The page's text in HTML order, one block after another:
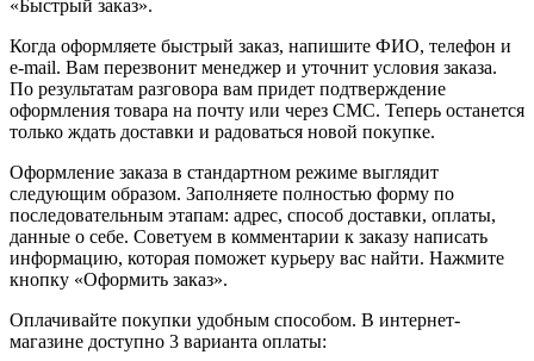
«Быстрый заказ».
Когда оформляете быстрый заказ, напишите ФИО, телефон и
e-mail. Вам перезвонит менеджер и уточнит условия заказа.
По результатам разговора вам придет подтверждение
оформления товара на почту или через СМС. Теперь останется
только ждать доставки и радоваться новой покупке.
Оформление заказа в стандартном режиме выглядит
следующим образом. Заполняете полностью форму по
последовательным этапам: адрес, способ доставки, оплаты,
данные о себе. Советуем в комментарии к заказу написать
информацию, которая поможет курьеру вас найти. Нажмите
кнопку «Оформить заказ».
Оплачивайте покупки удобным способом. В интернет-
магазине доступно 3 варианта оплаты: